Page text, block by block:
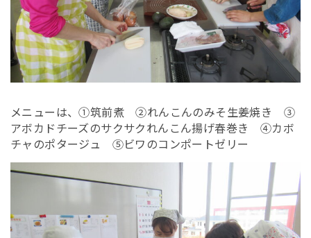
メニューは、①筑前煮 ②れんこんのみそ生姜焼き ③
アボカドチーズのサクサクれんこん揚げ春巻き ④カボ
チャのポタージュ ⑤ビワのコンポートゼリー